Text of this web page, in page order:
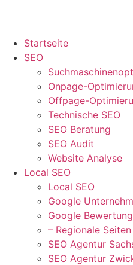
Startseite
SEO
Onpage-
Offpage-
Technische SEO
SEO Beratung
SEO Audit
Website Analyse
Local SEO
Local SEO
Google
Google
– Regionale Seiten
SEO Agentur
SEO Agentur